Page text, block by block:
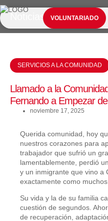
VOLUNTARIADO
Noticias
SERVICIOS A LA COMUNIDAD
Llamado a la
Fernando a Empezar
noviembre 17, 2025
Querida comunidad, hoy
nuestros corazones para
trabajador que sufrió un
lamentablemente, perdió
y un inmigrante que vino a
exactamente como
Su vida y la de su familia
cuestión de segundos.
de recuperación,